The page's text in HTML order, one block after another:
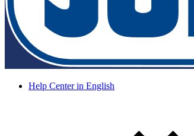
Help Center in English